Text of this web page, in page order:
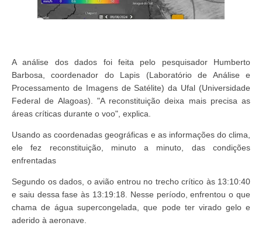
A análise dos dados foi feita pelo pesquisador Humberto
Barbosa, coordenador do Lapis (Laboratório de Análise e
Processamento de Imagens de Satélite) da Ufal (Universidade
Federal de Alagoas). "A reconstituição deixa mais precisa as
áreas críticas durante o voo", explica.
Usando as coordenadas geográficas e as informações do clima,
ele fez reconstituição, minuto a minuto, das condições
enfrentadas
Segundo os dados, o avião entrou no trecho crítico às 13:10:40
e saiu dessa fase às 13:19:18. Nesse período, enfrentou o que
chama de água supercongelada, que pode ter virado gelo e
aderido à aeronave.